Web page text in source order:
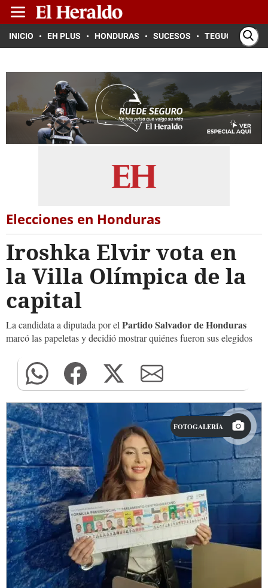
INICIO EH PLUS HONDURAS SUCESOS TEGUCIGALPA
Elecciones en Honduras
Iroshka Elvir vota en
la Villa Olímpica de la
capital
La candidata a diputada por el Partido Salvador de Honduras
marcó las papeletas y decidió mostrar quiénes fueron sus elegidos
FOTOGALERÍA